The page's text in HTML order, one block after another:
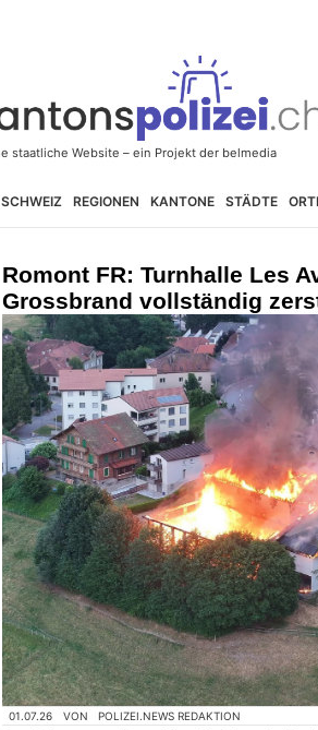
SCHWEIZ REGIONEN KANTONE STÄDTE
Romont FR: Turnhalle Les
Grossbrand vollständig
01.07.26 VON POLIZEI.NEWS REDAKTION